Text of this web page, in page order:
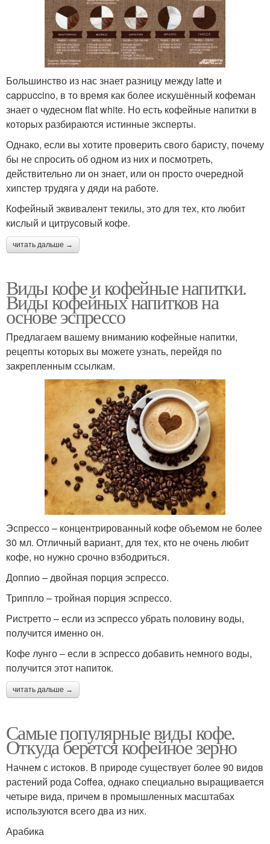
Большинство из нас знает разницу между latte и
cappuccino, в то время как более искушённый кофеман
знает о чудесном flat white. Но есть кофейные напитки в
которых разбираются истинные эксперты.
Однако, если вы хотите проверить свого баристу, почему
бы не спросить об одном из них и посмотреть,
действительно ли он знает, или он просто очередной
хипстер трудяга у дяди на работе.
Кофейный эквивалент текилы, это для тех, кто любит
кислый и цитрусовый кофе.
читать дальше →
Виды кофе и кофейные напитки.
Виды кофейных напитков на
основе эспрессо
Предлагаем вашему вниманию кофейные напитки,
рецепты которых вы можете узнать, перейдя по
закрепленным ссылкам.
Эспрессо – концентрированный кофе объемом не более
30 мл. Отличный вариант, для тех, кто не очень любит
кофе, но нужно срочно взбодриться.
Доппио – двойная порция эспрессо.
Триппло – тройная порция эспрессо.
Ристретто – если из эспрессо убрать половину воды,
получится именно он.
Кофе лунго – если в эспрессо добавить немного воды,
получится этот напиток.
читать дальше →
Самые популярные виды кофе.
Откуда берется кофейное зерно
Начнем с истоков. В природе существует более 90 видов
растений рода Coffea, однако специально выращивается
четыре вида, причем в промышленных масштабах
используются всего два из них.
Арабика